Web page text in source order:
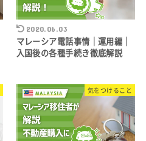
2020.06.03
マレーシア電話事情｜運用編｜
入国後の各種手続き徹底解説
気をつけること